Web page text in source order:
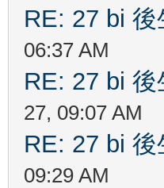
RE: 27 bi
06:37 AM
RE: 27 bi
27, 09:07 AM
RE: 27 bi
09:29 AM